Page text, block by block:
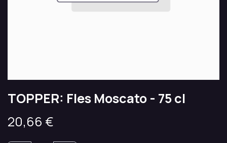
TOPPER: Fles Moscato - 75 cl
20,66 €